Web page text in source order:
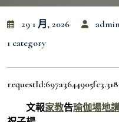
29 1 月, 2026 admin
1 category
文報家教告瑜伽場地